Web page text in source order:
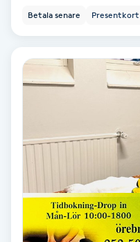
Kroppspeeling
Käkledsbehandling
Laserbehandling
Lashlift Keratin
LED-ljusterapi
Betala senare Presentkort